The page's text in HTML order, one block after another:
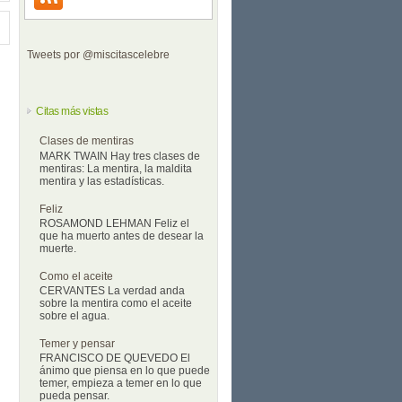
Tweets por @miscitascelebre
Citas más vistas
Clases de mentiras
MARK TWAIN Hay tres clases de
mentiras: La mentira, la maldita
mentira y las estadísticas.
Feliz
ROSAMOND LEHMAN Feliz el
que ha muerto antes de desear la
muerte.
Como el aceite
CERVANTES La verdad anda
sobre la mentira como el aceite
sobre el agua.
Temer y pensar
FRANCISCO DE QUEVEDO El
ánimo que piensa en lo que puede
temer, empieza a temer en lo que
pueda pensar.